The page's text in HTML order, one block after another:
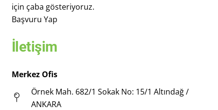
için çaba gösteriyoruz.
Başvuru Yap
İletişim
Merkez Ofis
Örnek Mah. 682/1 Sokak No: 15/1 Altındağ /
ANKARA